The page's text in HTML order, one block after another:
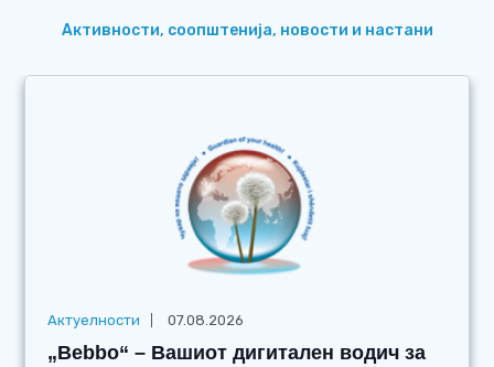
Активности, соопштенија, новости и настани
Актуелности 07.08.2026
„Bebbo“ – Вашиот дигитален водич за